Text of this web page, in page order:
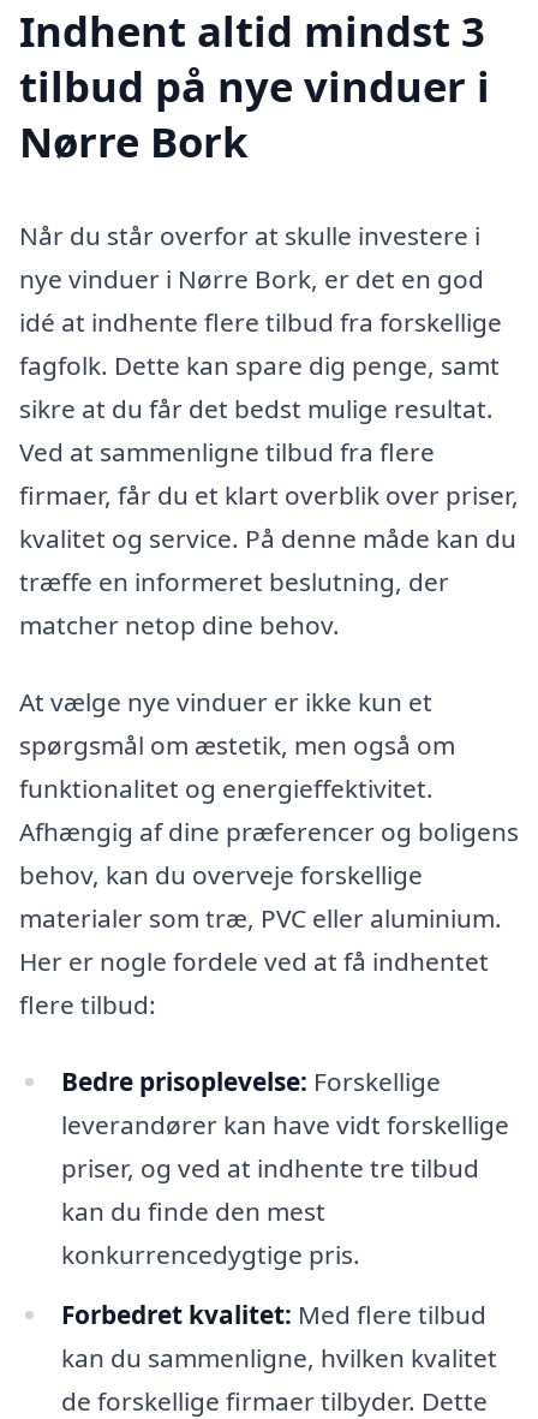
Indhent altid mindst 3
tilbud på nye vinduer i
Nørre Bork
Når du står overfor at skulle investere i
nye vinduer i Nørre Bork, er det en god
idé at indhente flere tilbud fra forskellige
fagfolk. Dette kan spare dig penge, samt
sikre at du får det bedst mulige resultat.
Ved at sammenligne tilbud fra flere
firmaer, får du et klart overblik over priser,
kvalitet og service. På denne måde kan du
træffe en informeret beslutning, der
matcher netop dine behov.
At vælge nye vinduer er ikke kun et
spørgsmål om æstetik, men også om
funktionalitet og energieffektivitet.
Afhængig af dine præferencer og boligens
behov, kan du overveje forskellige
materialer som træ, PVC eller aluminium.
Her er nogle fordele ved at få indhentet
flere tilbud:
Bedre prisoplevelse: Forskellige
leverandører kan have vidt forskellige
priser, og ved at indhente tre tilbud
kan du finde den mest
konkurrencedygtige pris.
Forbedret kvalitet: Med flere tilbud
kan du sammenligne, hvilken kvalitet
de forskellige firmaer tilbyder. Dette